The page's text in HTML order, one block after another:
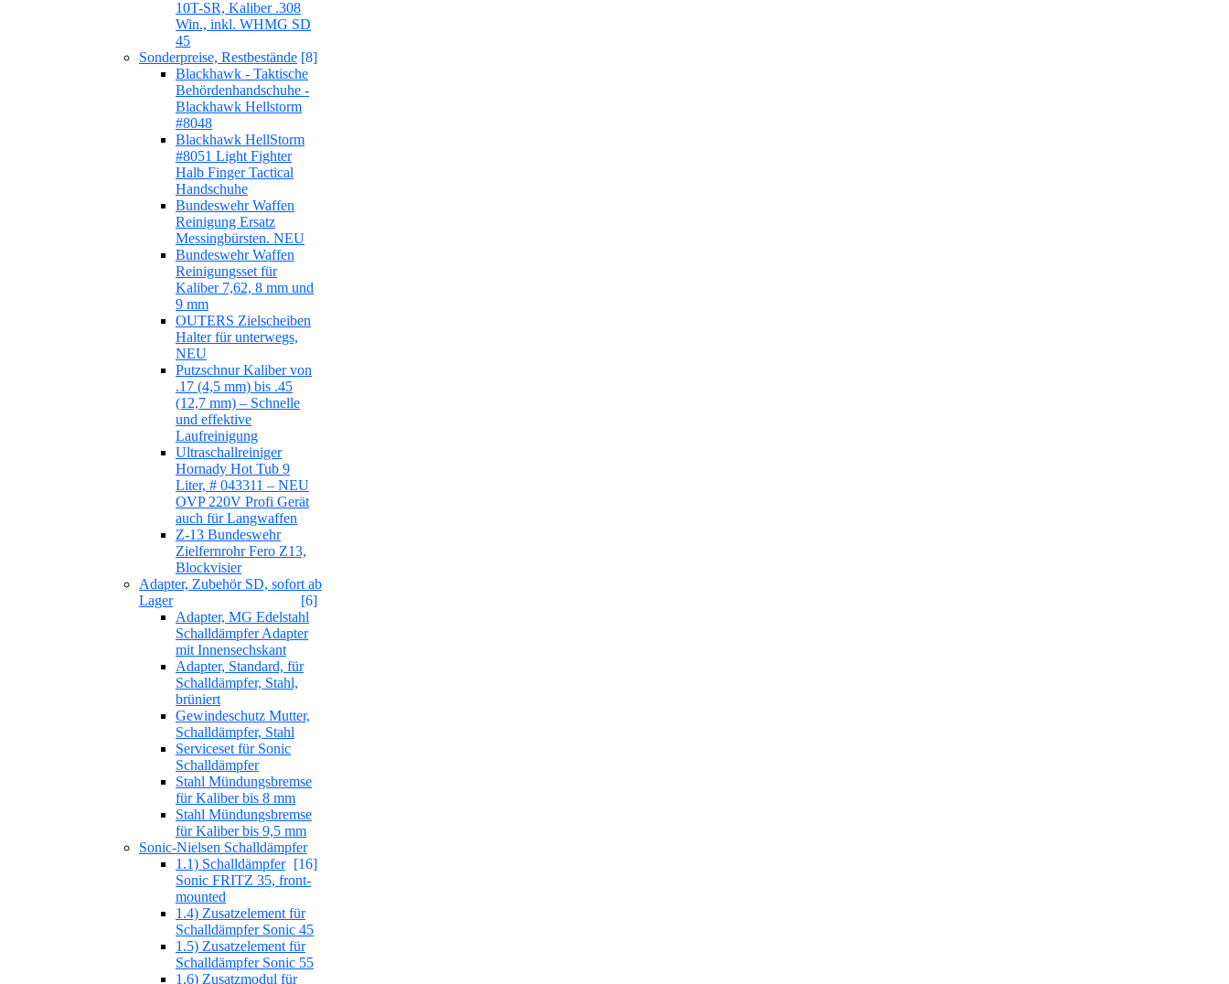
10T-SR, Kaliber .308
Win., inkl. WHMG SD
45
Sonderpreise, Restbestände [8]
Blackhawk - Taktische
Behördenhandschuhe -
Blackhawk Hellstorm
#8048
Blackhawk HellStorm
#8051 Light Fighter
Halb Finger Tactical
Handschuhe
Bundeswehr Waffen
Reinigung Ersatz
Messingbürsten. NEU
Bundeswehr Waffen
Reinigungsset für
Kaliber 7,62, 8 mm und
9 mm
OUTERS Zielscheiben
Halter für unterwegs,
NEU
Putzschnur Kaliber von
.17 (4,5 mm) bis .45
(12,7 mm) – Schnelle
und effektive
Laufreinigung
Ultraschallreiniger
Hornady Hot Tub 9
Liter, # 043311 – NEU
OVP 220V Profi Gerät
auch für Langwaffen
Z-13 Bundeswehr
Zielfernrohr Fero Z13,
Blockvisier
Adapter, Zubehör SD, sofort ab
Lager
[6]
Adapter, MG Edelstahl
Schalldämpfer Adapter
mit Innensechskant
Adapter, Standard, für
Schalldämpfer, Stahl,
brüniert
Gewindeschutz Mutter,
Schalldämpfer, Stahl
Serviceset für Sonic
Schalldämpfer
Stahl Mündungsbremse
für Kaliber bis 8 mm
Stahl Mündungsbremse
für Kaliber bis 9,5 mm
Sonic-Nielsen Schalldämpfer
[16]
1.1) Schalldämpfer
Sonic FRITZ 35, front-
mounted
1.4) Zusatzelement für
Schalldämpfer Sonic 45
1.5) Zusatzelement für
Schalldämpfer Sonic 55
1.6) Zusatzmodul für